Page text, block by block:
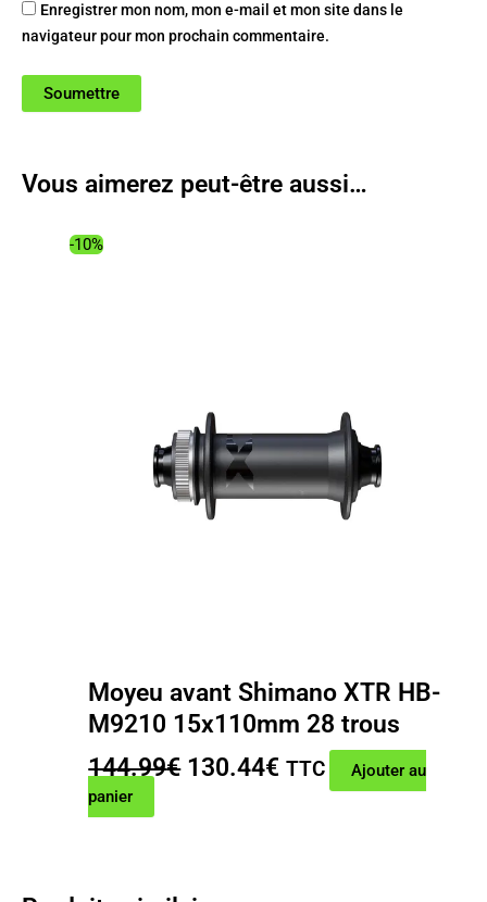
Enregistrer mon nom, mon e-mail et mon site dans le
navigateur pour mon prochain commentaire.
Vous aimerez peut-être aussi…
-10%
Moyeu avant Shimano XTR HB-
M9210 15x110mm 28 trous
144.99€ Le
144.99€.
130.44€ Le
TTC
Ajouter au
panier